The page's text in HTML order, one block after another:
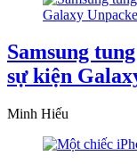
Samsung
sự kiện
Minh Hiếu